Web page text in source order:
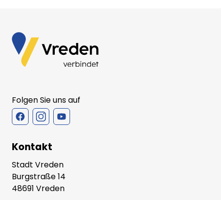
Folgen Sie uns auf
Kontakt
Stadt Vreden
Burgstraße 14
48691 Vreden